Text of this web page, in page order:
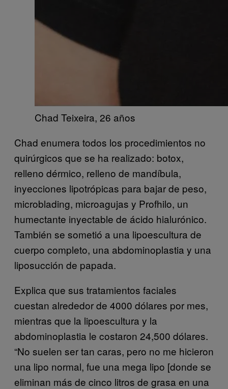
Chad Teixeira, 26 años
Chad enumera todos los procedimientos no
quirúrgicos que se ha realizado: botox,
relleno dérmico, relleno de mandíbula,
inyecciones lipotrópicas para bajar de peso,
microblading, microagujas y Profhilo, un
humectante inyectable de ácido hialurónico.
También se sometió a una lipoescultura de
cuerpo completo, una abdominoplastia y una
liposucción de papada.
Explica que sus tratamientos faciales
cuestan alrededor de 4000 dólares por mes,
mientras que la lipoescultura y la
abdominoplastia le costaron 24,500 dólares.
“No suelen ser tan caras, pero no me hicieron
una lipo normal, fue una mega lipo [donde se
eliminan más de cinco litros de grasa en una